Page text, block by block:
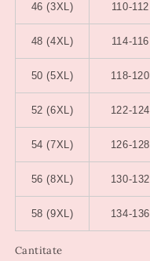
46 (3XL) 110-112
48 (4XL) 114-116
50 (5XL) 118-120
52 (6XL) 122-124
54 (7XL) 126-128
56 (8XL) 130-132
58 (9XL) 134-136
Cantitate